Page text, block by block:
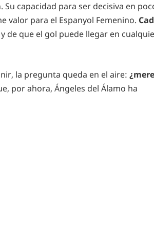
Su capacidad para ser decisiva en
valor para el Espanyol Femenino.
y de que el gol puede llegar en
la pregunta queda en el aire:
por ahora, Ángeles del Álamo ha